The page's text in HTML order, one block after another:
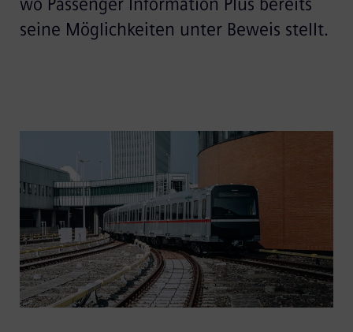
wo Passenger Information Plus bereits
seine Möglichkeiten unter Beweis stellt.